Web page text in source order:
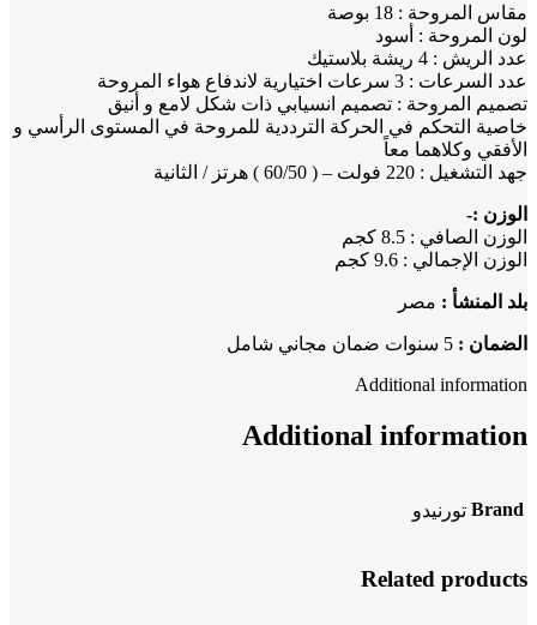
مقاس المروحة : 18 بوصة
لون المروحة : أسود
عدد الريش : 4 ريشة بلاستيك
عدد السرعات : 3 سرعات اختيارية لاندفاع هواء المروحة
تصميم المروحة : تصميم انسيابي ذات شكل لامع و أنيق
خاصية التحكم في الحركة الترددية للمروحة في المستوى الرأسي و
الأفقي وكلاهما معاً
جهد التشغيل : 220 فولت – ( 60/50 ) هرتز / الثانية
الوزن :-
الوزن الصافي : 8.5 كجم
الوزن الإجمالي : 9.6 كجم
بلد المنشأ : مصر
الضمان :
Additional information
Additional information
Brand تورنيدو
Related products